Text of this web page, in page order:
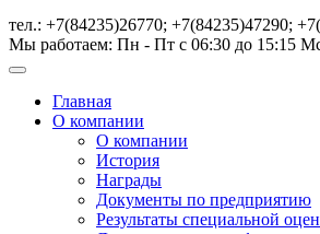
тел.: +7(84235)26770; +7(84235)47290;
Мы работаем: Пн - Пт с 06:30 до 15:15
Главная
О компании
О компании
История
Награды
Документы по предприятию
Результаты специальной